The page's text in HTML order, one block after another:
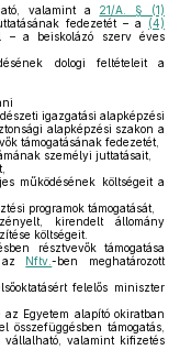
valamint a 21/A. § (1)
fedezetét – a (4)
– a beiskolázó szerv éves
dologi feltételeit a
igazgatási alapképzési
alapképzési szakon a
támogatásának fedezetét,
személyi juttatásait,
működésének költségeit a
programok támogatását,
kirendelt állomány
költségeit.
résztvevők támogatása
az Nftv.-ben meghatározott
felelős miniszter
Egyetem alapító okiratban
összefüggésben támogatás,
valamint kifizetés